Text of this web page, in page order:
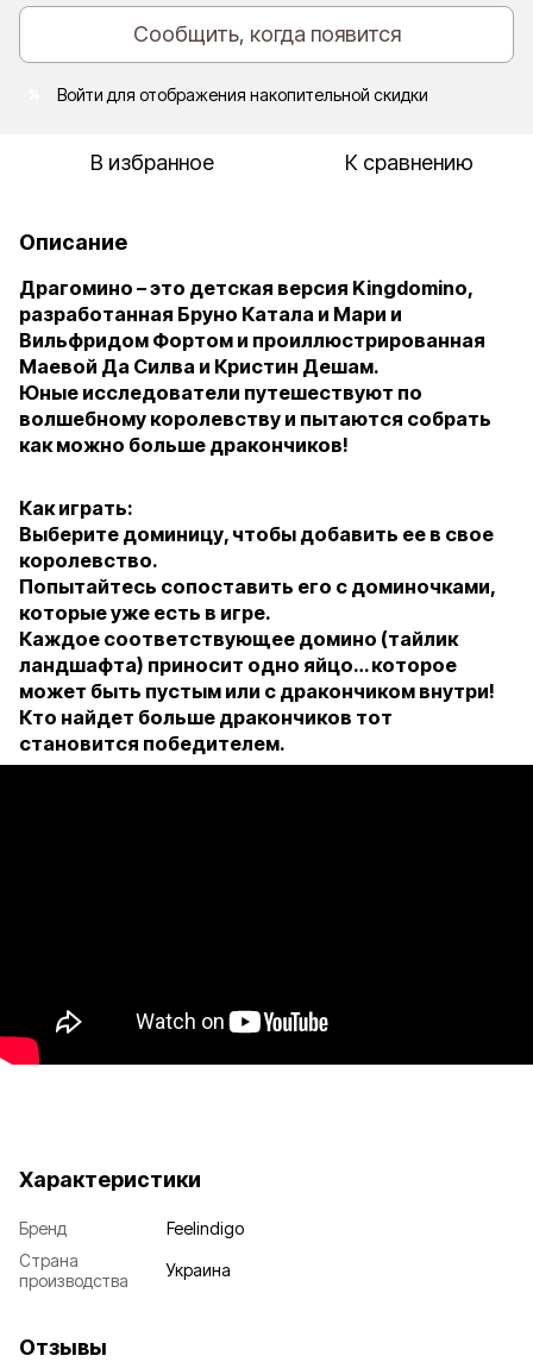
Сообщить, когда появится
Войти для отображения накопительной скидки
В избранное К сравнению
Описание
Драгомино – это детская версия Kingdomino,
разработанная Бруно Катала и Мари и
Вильфридом Фортом и проиллюстрированная
Маевой Да Силва и Кристин Дешам.
Юные исследователи путешествуют по
волшебному королевству и пытаются собрать
как можно больше дракончиков!
Как играть:
Выберите доминицу, чтобы добавить ее в свое
королевство.
Попытайтесь сопоставить его с доминочками,
которые уже есть в игре.
Каждое соответствующее домино (тайлик
ландшафта) приносит одно яйцо… которое
может быть пустым или с дракончиком внутри!
Кто найдет больше дракончиков тот
становится победителем.
Характеристики
Бренд
Feelindigo
Страна
производства
Украина
Отзывы